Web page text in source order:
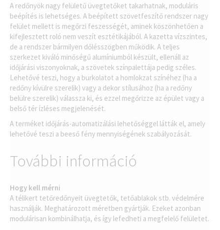
A redőnyök nagy felületű üvegtetőket takarhatnak, moduláris
beépítés is lehetséges. A beépített szövetfeszítő rendszer nagy
felület mellett is megőrzi feszességét, aminek köszönhetően a
kifejlesztett roló nem veszít esztétikájából. A kazetta vízszintes,
de a rendszer bármilyen dőlésszögben működik. A teljes
szerkezet kiváló minőségű alumíniumból készült, ellenáll az
időjárási viszonyoknak, a szövetek színpalettája pedig széles.
Lehetővé teszi, hogy a burkolatot a homlokzat színéhez (ha a
redőny kívülre szerelik) vagy a dekor stílusához (ha a redőny
belülre szerelik) válassza ki, és ezzel megőrizze az épület vagy a
belső tér ízléses megjelenését.
A terméket időjárás-automatizálási lehetőséggel látták el, amely
lehetővé teszi a beeső fény mennyiségének szabályozását.
További információ
Hogy kell mérni
A télikert tetőredőnyeit üvegtetők, tetőablakok stb. védelmére
használják. Meghatározott méretben gyártják. Ezeket azonban
modulárisan kombinálhatja, és így lefedheti a megfelelő felületet.